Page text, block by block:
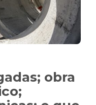
obra